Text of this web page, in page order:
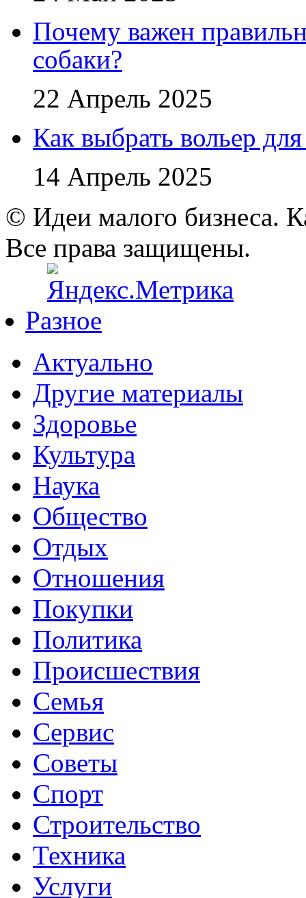
Почему важен
собаки?
22 Апрель 2025
Как выбрать вольер
14 Апрель 2025
© Идеи малого бизнеса.
Все права защищены.
Разное
Актуально
Другие материалы
Здоровье
Культура
Наука
Общество
Отдых
Отношения
Покупки
Политика
Происшествия
Семья
Сервис
Советы
Спорт
Строительство
Техника
Услуги